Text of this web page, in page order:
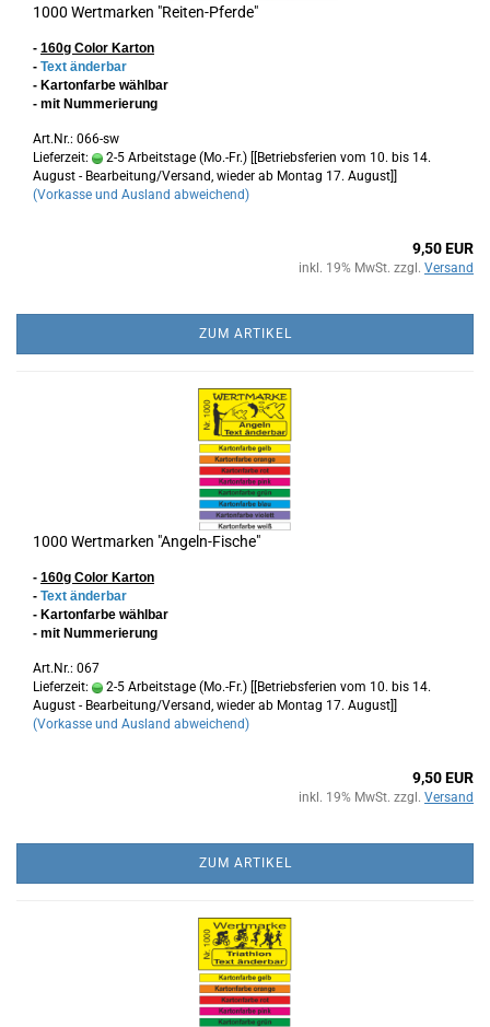
1000 Wertmarken "Reiten-Pferde"
- 160g Color Karton
- Text änderbar
- Kartonfarbe wählbar
- mit Nummerierung
Art.Nr.: 066-sw
Lieferzeit:
2-5 Arbeitstage (Mo.-Fr.) [[Betriebsferien vom 10. bis 14.
August - Bearbeitung/Versand, wieder ab Montag 17. August]]
(Vorkasse und Ausland abweichend)
9,50 EUR
inkl. 19% MwSt. zzgl. Versand
ZUM ARTIKEL
1000 Wertmarken "Angeln-Fische"
- 160g Color Karton
- Text änderbar
- Kartonfarbe wählbar
- mit Nummerierung
Art.Nr.: 067
Lieferzeit:
2-5 Arbeitstage (Mo.-Fr.) [[Betriebsferien vom 10. bis 14.
August - Bearbeitung/Versand, wieder ab Montag 17. August]]
(Vorkasse und Ausland abweichend)
9,50 EUR
inkl. 19% MwSt. zzgl. Versand
ZUM ARTIKEL